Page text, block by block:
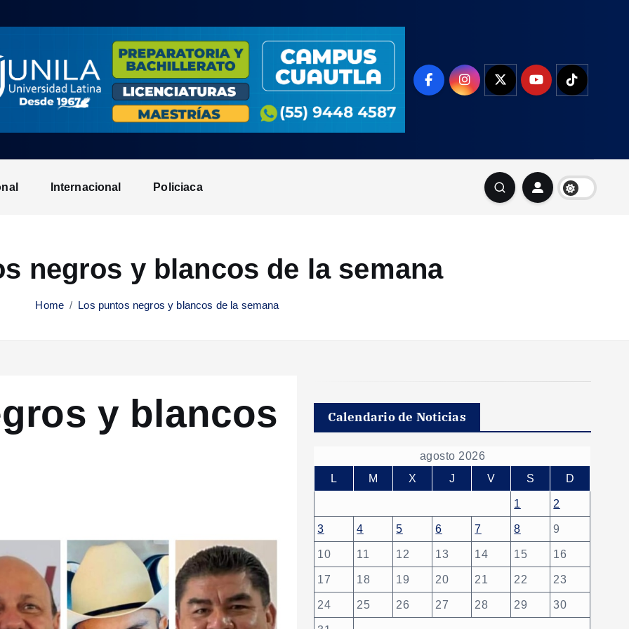
Internacional Policiaca
negros y blancos de la semana
Home Los puntos negros y blancos de la semana
y blancos
Calendario de Noticias
agosto 2026
L
M X J V S D
1 2
3 4 5 6 7 8 9
10 11 12 13 14 15 16
17 18 19 20 21 22 23
24 25 26 27 28 29 30